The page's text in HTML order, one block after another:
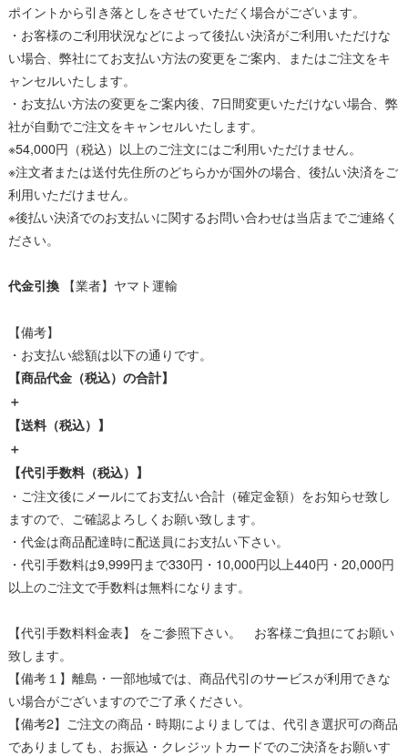
ポイントから引き落としをさせていただく場合がございます。
・お客様のご利用状況などによって後払い決済がご利用いただけな
い場合、弊社にてお支払い方法の変更をご案内、またはご注文をキ
ャンセルいたします。
・お支払い方法の変更をご案内後、7日間変更いただけない場合、弊
社が自動でご注文をキャンセルいたします。
※54,000円（税込）以上のご注文にはご利用いただけません。
※注文者または送付先住所のどちらかが国外の場合、後払い決済をご
利用いただけません。
※後払い決済でのお支払いに関するお問い合わせは当店までご連絡く
ださい。
代金引換【業者】ヤマト運輸
【備考】
・お支払い総額は以下の通りです。
【商品代金（税込）の合計】
＋
【送料（税込）】
＋
【代引手数料（税込）】
・ご注文後にメールにてお支払い合計（確定金額）をお知らせ致し
ますので、ご確認よろしくお願い致します。
・代金は商品配達時に配送員にお支払い下さい。
・代引手数料は9,999円まで330円・10,000円以上440円・20,000円
以上のご注文で手数料は無料になります。
【代引手数料料金表】 をご参照下さい。 お客様ご負担にてお願い
致します。
【備考１】離島・一部地域では、商品代引のサービスが利用できな
い場合がございますのでご了承ください。
【備考2】ご注文の商品・時期によりましては、代引き選択可の商品
でありましても、お振込・クレジットカードでのご決済をお願いす